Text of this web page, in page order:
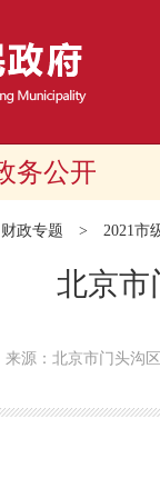
务公开
财政专题 > 2021市
北京市
来源：北京市门头沟